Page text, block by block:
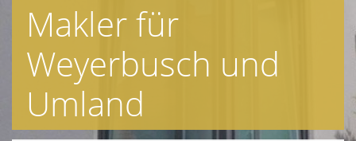
Makler für
Weyerbusch und
Umland